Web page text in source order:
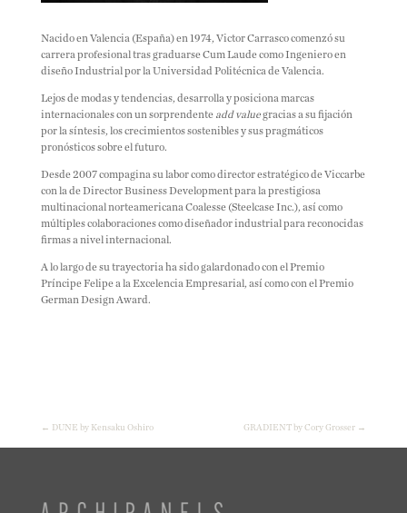
Nacido en Valencia (España) en 1974, Victor Carrasco comenzó su
carrera profesional tras graduarse Cum Laude como Ingeniero en
diseño Industrial por la Universidad Politécnica de Valencia.
Lejos de modas y tendencias, desarrolla y posiciona marcas
internacionales con un sorprendente add valuegracias a su fijación
por la síntesis, los crecimientos sostenibles y sus pragmáticos
pronósticos sobre el futuro.
Desde 2007 compagina su labor como director estratégico de Viccarbe
con la de Director Business Development para la prestigiosa
multinacional norteamericana Coalesse (Steelcase Inc.), así como
múltiples colaboraciones como diseñador industrial para reconocidas
firmas a nivel internacional.
A lo largo de su trayectoria ha sido galardonado con el Premio
Príncipe Felipe a la Excelencia Empresarial, así como con el Premio
German Design Award.
← DUNE by Kensaku Oshiro GRADIENT by Cory Grosser →